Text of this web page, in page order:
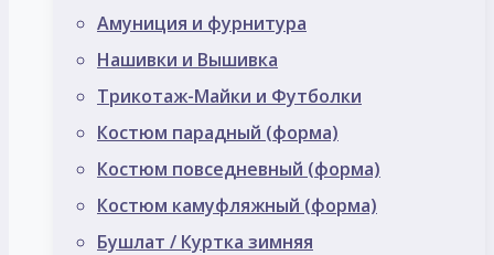
Амуниция и фурнитура
Нашивки и Вышивка
Трикотаж-Майки и Футболки
Костюм парадный (форма)
Костюм повседневный (форма)
Костюм камуфляжный (форма)
Бушлат / Куртка зимняя